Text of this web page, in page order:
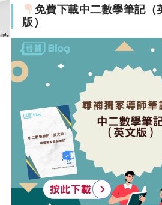
免費下載中二數學筆記（
版）